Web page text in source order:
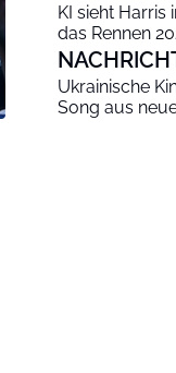
KI sieht Harris
das Rennen
Ukrainische
Song aus